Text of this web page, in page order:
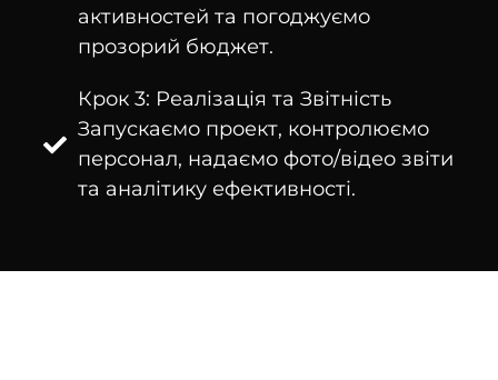
активностей та погоджуємо
прозорий бюджет.
Крок 3: Реалізація та Звітність
Запускаємо проект, контролюємо
персонал, надаємо фото/відео звіти
та аналітику ефективності.